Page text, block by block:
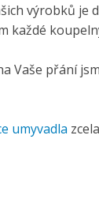
výrobků je
každé
Vaše přání
umyvadla